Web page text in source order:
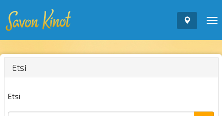
Etsi
Etsi